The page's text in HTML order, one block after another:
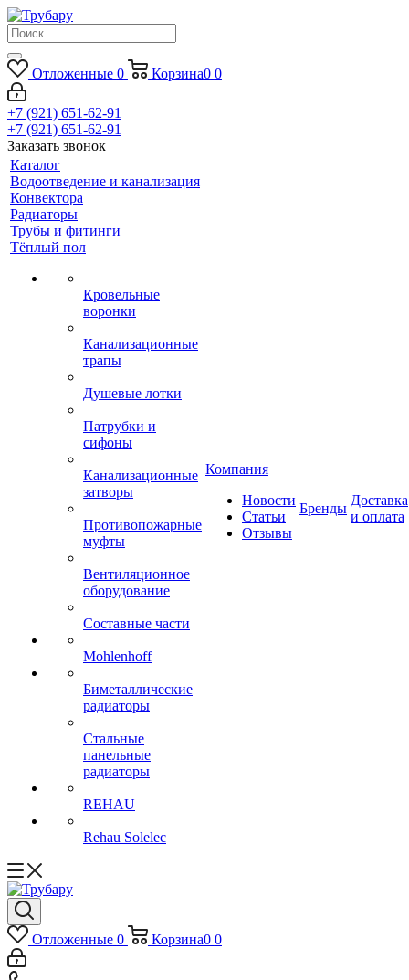
Отложенные 0 Корзина0 0
+7 (921) 651-62-91
+7 (921) 651-62-91
Заказать звонок
Каталог
Водоотведение и канализация
Конвектора
Радиаторы
Трубы и фитинги
Тёплый пол
Кровельные
воронки
Канализационные
трапы
Душевые лотки
Патрубки и
сифоны
Канализационные
затворы
Противопожарные
муфты
Вентиляционное
оборудование
Составные части
Mohlenhoff
Биметаллические
радиаторы
Стальные
панельные
радиаторы
REHAU
Rehau Solelec
Компания
Новости
Статьи
Отзывы
Бренды
Доставка
и оплата
Отложенные 0 Корзина0 0